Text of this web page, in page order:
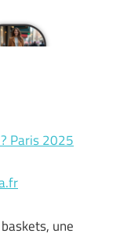
Paris 2025
une